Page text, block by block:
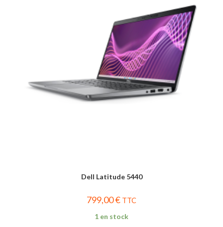
Dell Latitude 5440
799,00€ TTC
1 en stock